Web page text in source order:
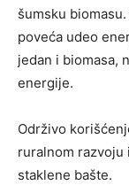
šumsku
poveća udeo
jedan i biomasa,
energije.
Održivo
ruralnom razvoju
staklene bašte.